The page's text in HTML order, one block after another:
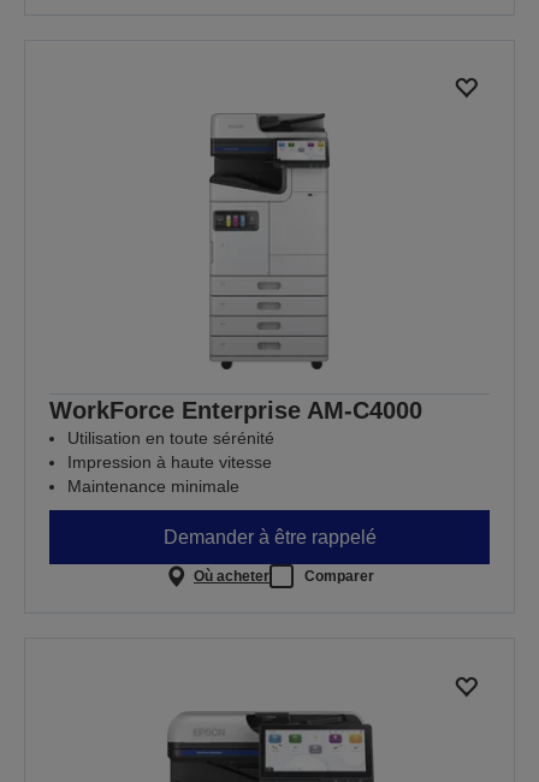
WorkForce Enterprise AM-C4000
Utilisation en toute sérénité
Impression à haute vitesse
Maintenance minimale
Demander à être rappelé
Où acheter Comparer